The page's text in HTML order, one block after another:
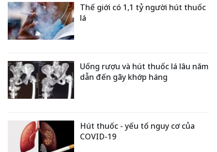
Thế giới có 1,1 tỷ người hút thuốc
lá
Uống rượu và hút thuốc lá lâu năm
dẫn đến gãy khớp háng
Hút thuốc - yếu tố nguy cơ của
COVID-19